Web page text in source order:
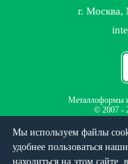
г. Москва,
Металлоформы и
© 2007 -
Данный интернет-ресурс (сайт)
Мы используем файлы
удобнее пользоваться
находиться на этом сайте,